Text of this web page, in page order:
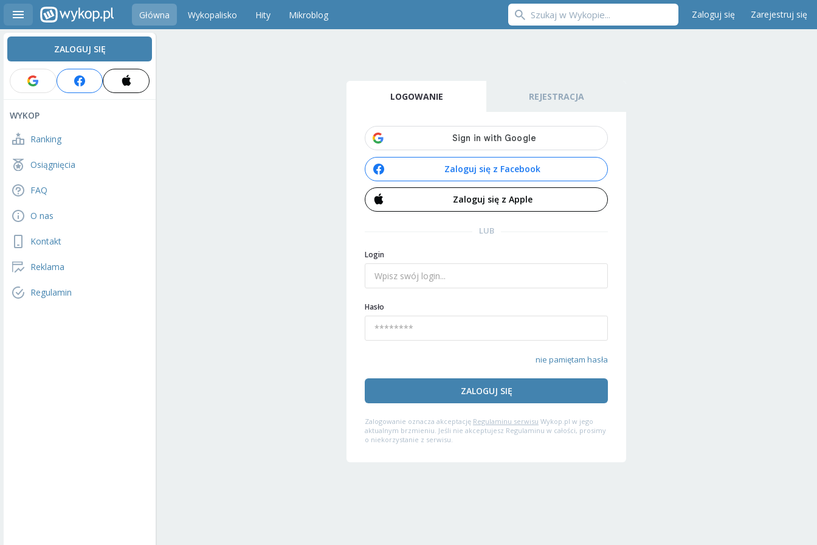
Główna Wykopalisko Hity Mikroblog Zaloguj się Zarejestruj się
ZALOGUJ SIĘ
WYKOP
Ranking
Osiągnięcia
FAQ
O nas
Kontakt
Reklama
Regulamin
LOGOWANIE REJESTRACJA
Zaloguj się z Facebook
Zaloguj się z Apple
LUB
Login
Hasło
nie pamiętam hasła
ZALOGUJ SIĘ
Zalogowanie oznacza akceptację Regulaminu serwisu Wykop.pl w jego
aktualnym brzmieniu. Jeśli nie akceptujesz Regulaminu w całości, prosimy
o niekorzystanie z serwisu.